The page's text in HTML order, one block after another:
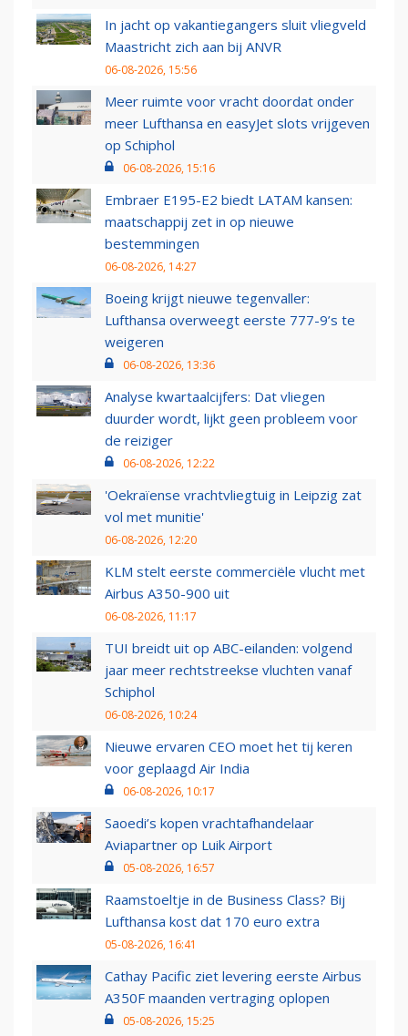
In jacht op vakantiegangers sluit vliegveld
Maastricht zich aan bij ANVR
06-08-2026, 15:56
Meer ruimte voor vracht doordat onder
meer Lufthansa en easyJet slots vrijgeven
op Schiphol
06-08-2026, 15:16
Embraer E195-E2 biedt LATAM kansen:
maatschappij zet in op nieuwe
bestemmingen
06-08-2026, 14:27
Boeing krijgt nieuwe tegenvaller:
Lufthansa overweegt eerste 777-9’s te
weigeren
06-08-2026, 13:36
Analyse kwartaalcijfers: Dat vliegen
duurder wordt, lijkt geen probleem voor
de reiziger
06-08-2026, 12:22
'Oekraïense vrachtvliegtuig in Leipzig zat
vol met munitie'
06-08-2026, 12:20
KLM stelt eerste commerciële vlucht met
Airbus A350-900 uit
06-08-2026, 11:17
TUI breidt uit op ABC-eilanden: volgend
jaar meer rechtstreekse vluchten vanaf
Schiphol
06-08-2026, 10:24
Nieuwe ervaren CEO moet het tij keren
voor geplaagd Air India
06-08-2026, 10:17
Saoedi’s kopen vrachtafhandelaar
Aviapartner op Luik Airport
05-08-2026, 16:57
Raamstoeltje in de Business Class? Bij
Lufthansa kost dat 170 euro extra
05-08-2026, 16:41
Cathay Pacific ziet levering eerste Airbus
A350F maanden vertraging oplopen
05-08-2026, 15:25